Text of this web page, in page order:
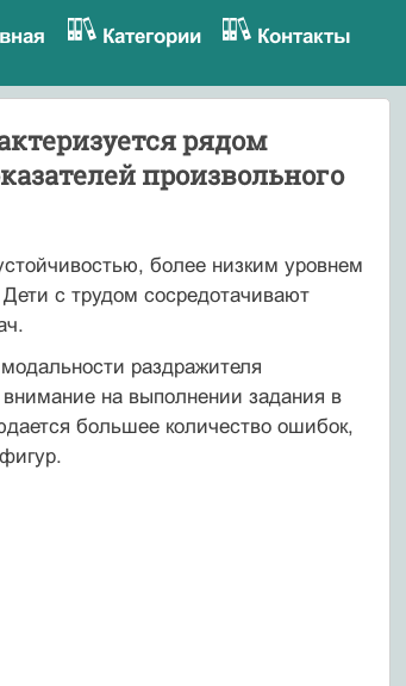
Категории Контакты
рядом
произвольного
более низким уровнем
с трудом сосредотачивают
раздражителя
внимание на выполнении задания в
большее количество ошибок,